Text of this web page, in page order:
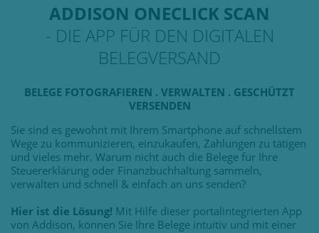
ADDISON ONECLICK SCAN
- DIE APP FÜR DEN DIGITALEN
BELEGVERSAND
BELEGE FOTOGRAFIEREN . VERWALTEN . GESCHÜTZT
VERSENDEN
Sie sind es gewohnt mit Ihrem Smartphone auf schnellstem
Wege zu kommunizieren, einzukaufen, Zahlungen zu tätigen
und vieles mehr. Warum nicht auch die Belege für Ihre
Steuererklärung oder Finanzbuchhaltung sammeln,
verwalten und schnell & einfach an uns senden?
Hier ist die Lösung! Mit Hilfe dieser portalintegrierten App
von Addison, können Sie Ihre Belege intuitiv und mit einer